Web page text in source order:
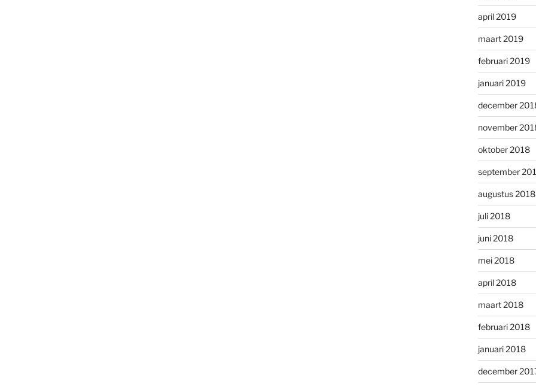
april 2019
maart 2019
februari 2019
januari 2019
december
november
oktober 2018
september
augustus 2018
juli 2018
juni 2018
mei 2018
april 2018
maart 2018
februari 2018
januari 2018
december